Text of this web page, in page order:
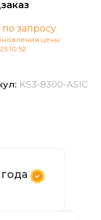
по запросу
цены:
10:52
KS3-8300-ASIC